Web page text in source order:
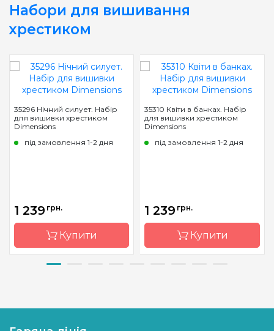
Набори для вишивання
хрестиком
35296 Нічний силует. Набір
для вишивки хрестиком
Dimensions
під замовлення 1-2 дня
1 239 грн.
Купити
Країна
Китай
35310 Квіти в банках. Набір
для вишивки хрестиком
Dimensions
під замовлення 1-2 дня
1 239 грн.
Купити
Країна
Китай